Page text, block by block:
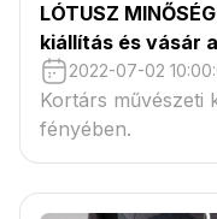
LÓTUSZ
kiállítás és vásár
2022-07-02
Kortárs művészeti
fényében.